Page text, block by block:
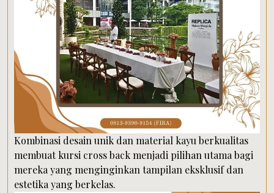
Kombinasi desain unik dan material kayu berkualitas
membuat kursi cross back menjadi pilihan utama bagi
mereka yang menginginkan tampilan eksklusif dan
estetika yang berkelas.